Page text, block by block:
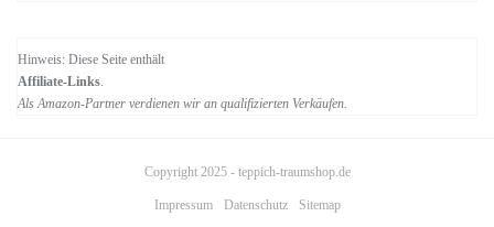
Hinweis: Diese Seite enthält
Affiliate-Links
Als Amazon-Partner verdienen wir an qualifizierten Verkäufen.
Copyright 2025 - teppich-traumshop.de
Impressum Datenschutz Sitemap